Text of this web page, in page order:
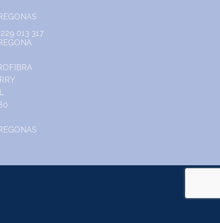
229 013 317